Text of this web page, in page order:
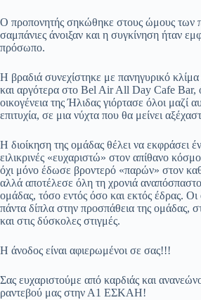
Ο προπονητής σηκώθηκε στους ώμους των
σαμπάνιες άνοιξαν και η συγκίνηση ήταν
πρόσωπο.
Η βραδιά συνεχίστηκε με πανηγυρικό
και αργότερα στο Bel Air All Day Cafe Bar,
οικογένεια της Ήλιδας γιόρτασε όλοι μαζί
επιτυχία, σε μια νύχτα που θα μείνει
Η διοίκηση της ομάδας θέλει να εκφράσει
ειλικρινές «ευχαριστώ» στον απίθανο
όχι μόνο έδωσε βροντερό «παρών» στον
αλλά αποτέλεσε όλη τη χρονιά
ομάδας, τόσο εντός όσο και εκτός έδρας. Οι
πάντα δίπλα στην προσπάθεια της ομάδας,
και στις δύσκολες στιγμές.
Η άνοδος είναι αφιερωμένοι σε σας!!!
Σας ευχαριστούμε από καρδιάς και
ραντεβού μας στην Α1 ΕΣΚΑΗ!